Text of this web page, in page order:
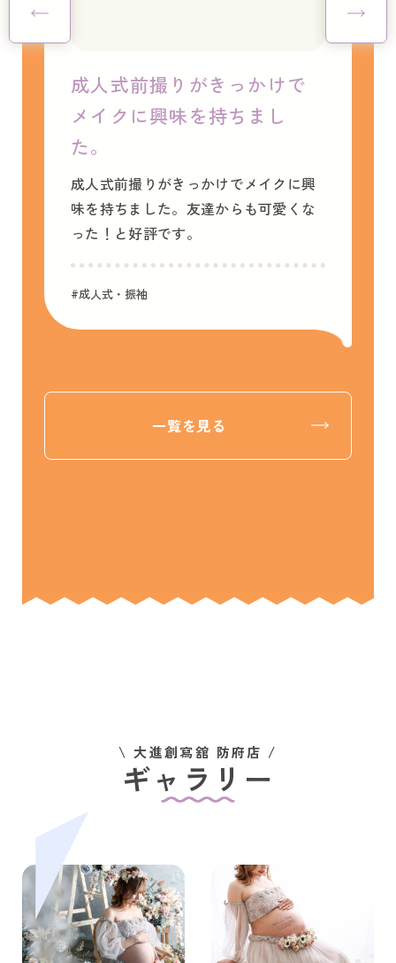
式前撮りがきっかけで
クに興味を持ちまし
前撮りがきっかけでメイクに興
ちました。友達からも可愛くな
と好評です。
・振袖
感動しま
#成人式・振袖
一覧を見る
\ 大進創寫舘 防府店 /
ギャラリー